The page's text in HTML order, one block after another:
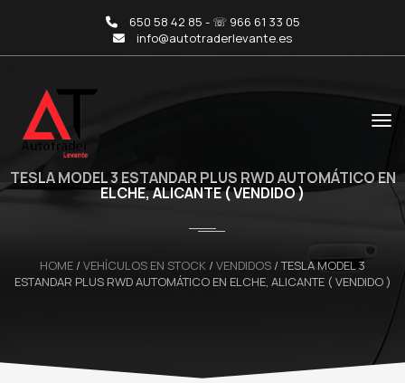
650 58 42 85 - ☏ 966 61 33 05
info@autotraderlevante.es
TESLA MODEL 3 ESTANDAR PLUS RWD AUTOMÁTICO EN
ELCHE, ALICANTE ( VENDIDO )
HOME / VEHÍCULOS EN STOCK / VENDIDOS /TESLA MODEL 3
ESTANDAR PLUS RWD AUTOMÁTICO EN ELCHE, ALICANTE ( VENDIDO )